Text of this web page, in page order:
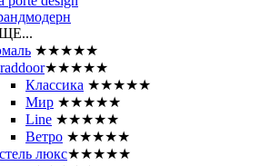
★★★★★
★★★★★
Классика ★★★★★
Мир ★★★★★
Line ★★★★★
Ветро ★★★★★
люкс★★★★★